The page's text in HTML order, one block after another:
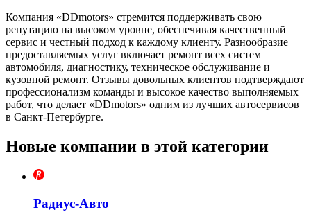
Компания «DDmotors» стремится поддерживать свою
репутацию на высоком уровне, обеспечивая качественный
сервис и честный подход к каждому клиенту. Разнообразие
предоставляемых услуг включает ремонт всех систем
автомобиля, диагностику, техническое обслуживание и
кузовной ремонт. Отзывы довольных клиентов подтверждают
профессионализм команды и высокое качество выполняемых
работ, что делает «DDmotors» одним из лучших автосервисов
в Санкт-Петербурге.
Новые компании в этой категории
Радиус-Авто